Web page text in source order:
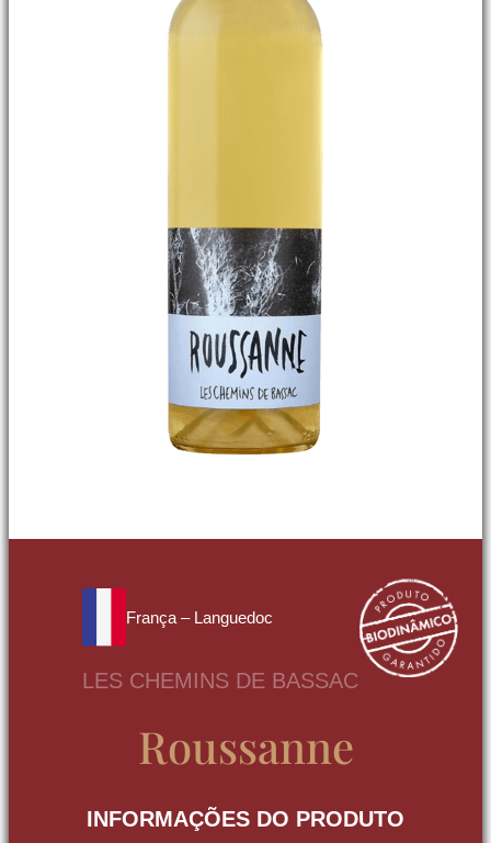
França – Languedoc
LES CHEMINS DE BASSAC
Roussanne
INFORMAÇÕES DO PRODUTO